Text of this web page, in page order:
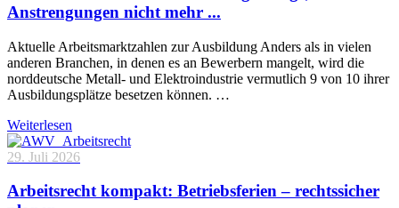
Anstrengungen nicht mehr ...
Aktuelle Arbeitsmarktzahlen zur Ausbildung Anders als in vielen
anderen Branchen, in denen es an Bewerbern mangelt, wird die
norddeutsche Metall- und Elektroindustrie vermutlich 9 von 10 ihrer
Ausbildungsplätze besetzen können. …
Weiterlesen
29. Juli 2026
Arbeitsrecht kompakt: Betriebsferien – rechtssicher